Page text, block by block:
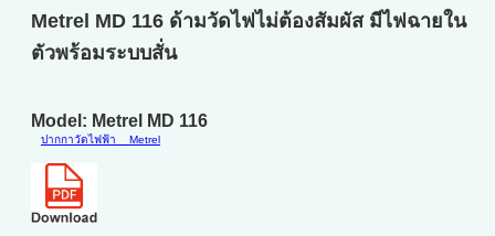
Metrel MD 116 ด้ามวัดไฟไม่ต้องสัมผัส มีไฟฉายใน
ตัวพร้อมระบบสั่น
Model: Metrel MD 116
ปากกาวัดไฟฟ้า Metrel